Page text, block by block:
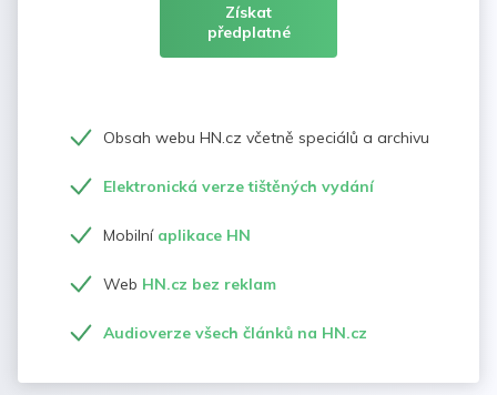
Získat
předplatné
Obsah webu HN.cz včetně speciálů a archivu
Elektronická verze tištěných vydání
Mobilní aplikace HN
Web HN.cz bez reklam
Audioverze všech článků na HN.cz